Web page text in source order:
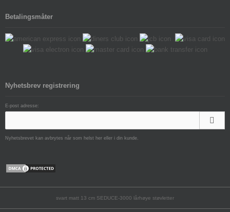
Betalingsmåter
Nyhetsbrev registrering
E-post adresse:
Nyhetsbrevet kan avbrytes når som helst her eller i din kunde.
svart matt 13 cm SEDUCE-3000 lårhøye støvletter